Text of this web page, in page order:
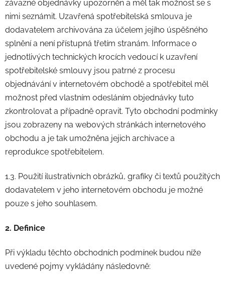
závazné objednávky upozorněn a měl tak možnost se s
nimi seznámit. Uzavřená spotřebitelská smlouva je
dodavatelem archivována za účelem jejího úspěšného
splnění a není přístupná třetím stranám. Informace o
jednotlivých technických krocích vedoucí k uzavření
spotřebitelské smlouvy jsou patrné z procesu
objednávání v internetovém obchodě a spotřebitel měl
možnost před vlastním odesláním objednávky tuto
zkontrolovat a případně opravit. Tyto obchodní podmínky
jsou zobrazeny na webových stránkách internetového
obchodu a je tak umožněna jejich archivace a
reprodukce spotřebitelem.
1.3. Použití ilustrativních obrázků, grafiky či textů použitých
dodavatelem v jeho internetovém obchodu je možné
pouze s jeho souhlasem.
2. Definice
Při výkladu těchto obchodních podmínek budou níže
uvedené pojmy vykládány následovně: